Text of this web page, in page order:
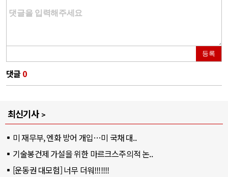
등록
댓글 0
최신기사
미 재무부, 엔화 방어 개입…미 국채 대..
기술봉건제 가설을 위한 마르크스주의적 논..
[운동권 대모험] 너무 더워!!!!!!!